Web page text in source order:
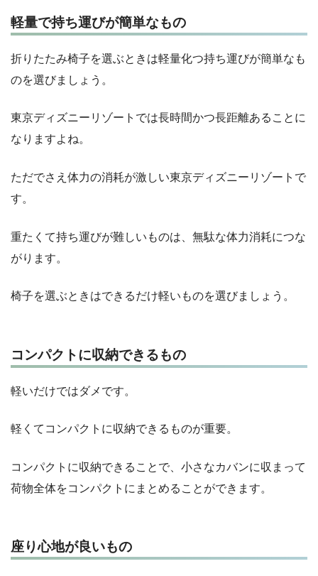
軽量で持ち運びが簡単なもの
折りたたみ椅子を選ぶときは軽量化つ持ち運びが簡単なも
のを選びましょう。
東京ディズニーリゾートでは長時間かつ長距離あることに
なりますよね。
ただでさえ体力の消耗が激しい東京ディズニーリゾートで
す。
重たくて持ち運びが難しいものは、無駄な体力消耗につな
がります。
椅子を選ぶときはできるだけ軽いものを選びましょう。
コンパクトに収納できるもの
軽いだけではダメです。
軽くてコンパクトに収納できるものが重要。
コンパクトに収納できることで、小さなカバンに収まって
荷物全体をコンパクトにまとめることができます。
座り心地が良いもの